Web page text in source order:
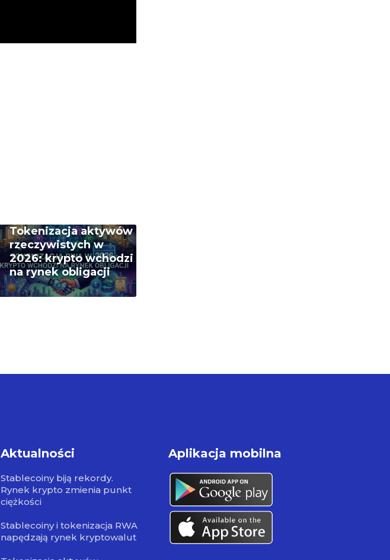
Tokenizacja aktywów
rzeczywistych w
2026: krypto wchodzi
na rynek obligacji
Aktualności
Stablecoiny biją rekordy.
Rynek krypto zmienia punkt
ciężkości
Stablecoiny i tokenizacja RWA
napędzają rynek kryptowalut
Aplikacja mobilna